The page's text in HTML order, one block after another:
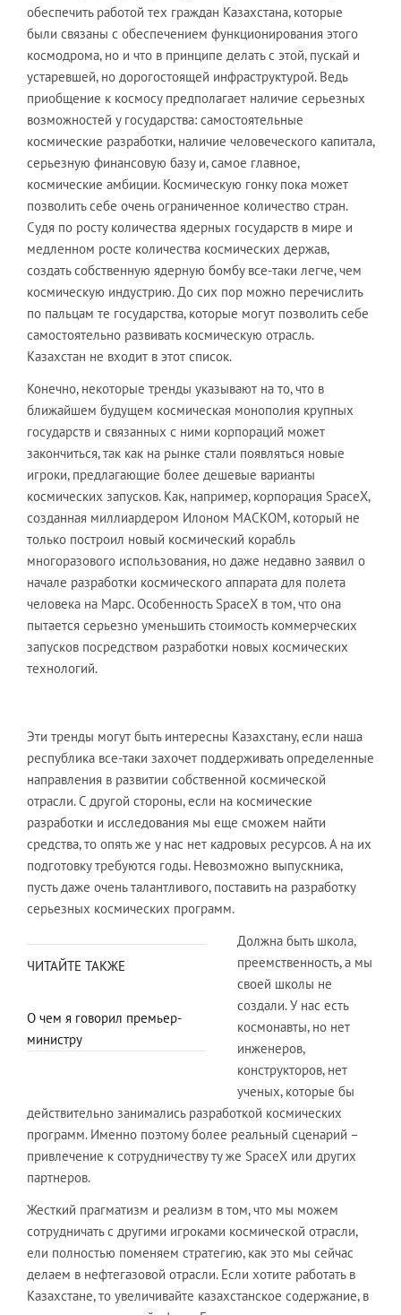
обеспечить работой тех граждан Казахстана, которые
были связаны с обеспечением функционирования этого
космодрома, но и что в принципе делать с этой, пускай и
устаревшей, но дорогостоящей инфраструктурой. Ведь
приобщение к космосу предполагает наличие серьезных
возможностей у государства: самостоятельные
космические разработки, наличие человеческого капитала,
серьезную финансовую базу и, самое главное,
космические амбиции. Космическую гонку пока может
позволить себе очень ограниченное количество стран.
Судя по росту количества ядерных государств в мире и
медленном росте количества космических держав,
создать собственную ядерную бомбу все-таки легче, чем
космическую индустрию. До сих пор можно перечислить
по пальцам те государства, которые могут позволить себе
самостоятельно развивать космическую отрасль.
Казахстан не входит в этот список.
Конечно, некоторые тренды указывают на то, что в
ближайшем будущем космическая монополия крупных
государств и связанных с ними корпораций может
закончиться, так как на рынке стали появляться новые
игроки, предлагающие более дешевые варианты
космических запусков. Как, например, корпорация SpaceX,
созданная миллиардером Илоном МАСКОМ, который не
только построил новый космический корабль
многоразового использования, но даже недавно заявил о
начале разработки космического аппарата для полета
человека на Марс. Особенность SpaceX в том, что она
пытается серьезно уменьшить стоимость коммерческих
запусков посредством разработки новых космических
технологий.
Эти тренды могут быть интересны Казахстану, если наша
республика все-таки захочет поддерживать определенные
направления в развитии собственной космической
отрасли. С другой стороны, если на космические
разработки и исследования мы еще сможем найти
средства, то опять же у нас нет кадровых ресурсов. А на их
подготовку требуются годы. Невозможно выпускника,
пусть даже очень талантливого, поставить на разработку
серьезных космических программ.
ЧИТАЙТЕ ТАКЖЕ
О чем я говорил премьер-
министру
Должна быть школа,
преемственность, а мы
своей школы не
создали. У нас есть
космонавты, но нет
инженеров,
конструкторов, нет
ученых, которые бы
действительно занимались разработкой космических
программ. Именно поэтому более реальный сценарий –
привлечение к сотрудничеству ту же SpaceX или других
партнеров.
Жесткий прагматизм и реализм в том, что мы можем
сотрудничать с другими игроками космической отрасли,
ели полностью поменяем стратегию, как это мы сейчас
делаем в нефтегазовой отрасли. Если хотите работать в
Казахстане, то увеличивайте казахстанское содержание, в